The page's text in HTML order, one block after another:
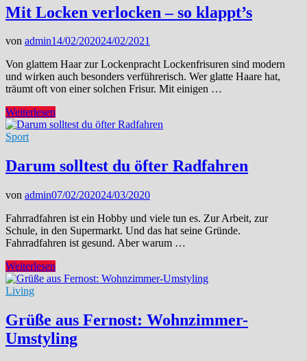
Farben
für
Küche
Mit Locken verlocken – so klappt’s
von admin14/02/202024/02/2021
Von glattem Haar zur Lockenpracht Lockenfrisuren sind modern
und wirken auch besonders verführerisch. Wer glatte Haare hat,
träumt oft von einer solchen Frisur. Mit einigen …
Mit
Locken
verlocken
so
klappt’s
Weiterlesen
Sport
Darum solltest du öfter Radfahren
von admin07/02/202024/03/2020
Fahrradfahren ist ein Hobby und viele tun es. Zur Arbeit, zur
Schule, in den Supermarkt. Und das hat seine Gründe.
Fahrradfahren ist gesund. Aber warum …
Darum
solltest
du
Radfahren
Weiterlesen
Living
Grüße aus Fernost: Wohnzimmer-
Umstyling